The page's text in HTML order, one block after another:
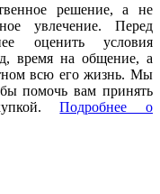
решение, а не
увлечение. Перед
оценить условия
время на общение, а
всю его жизнь. Мы
помочь вам принять
Подробнее о